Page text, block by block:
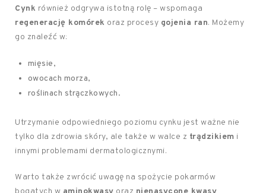
Cynk również odgrywa istotną rolę – wspomaga
regenerację komórek oraz procesy gojenia ran. Możemy
go znaleźć w:
mięsie,
owocach morza,
roślinach strączkowych.
Utrzymanie odpowiedniego poziomu cynku jest ważne nie
tylko dla zdrowia skóry, ale także w walce z trądzikiem i
innymi problemami dermatologicznymi.
Warto także zwrócić uwagę na spożycie pokarmów